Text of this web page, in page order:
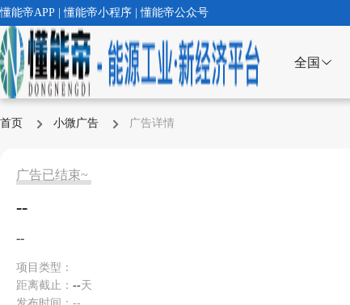
懂能帝APP | 懂能帝小程序 | 懂能帝公众号
全国
首页 小微广告 广告详情
广告已结束~
--
--
项目类型：
距离截止： --天